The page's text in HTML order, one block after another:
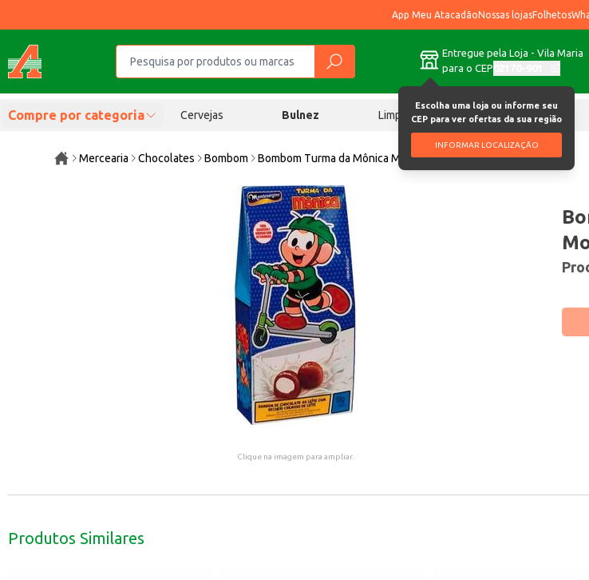
App Meu AtacadãoNossas lojasFolhetos
Entregue pela Loja - Vila Maria
para o CEP
Escolha uma loja ou informe seu
CEP para ver ofertas da sua região
INFORMAR LOCALIZAÇÃO
Compre por categoria Cervejas Bulnez Limpeza Chocolates
Mercearia Chocolates Bombom Bombom Turma da Mônica Montevérgine Leite 55g
Clique na imagem para ampliar.
Produtos Similares